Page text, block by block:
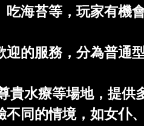
吃海苔等，玩家有機
迎的服務，分為普通
貴水療等場地，提供
同的情境，如女仆